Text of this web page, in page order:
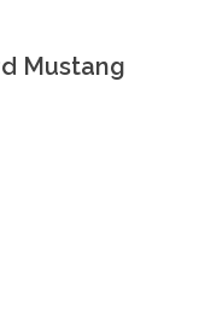
Mustang